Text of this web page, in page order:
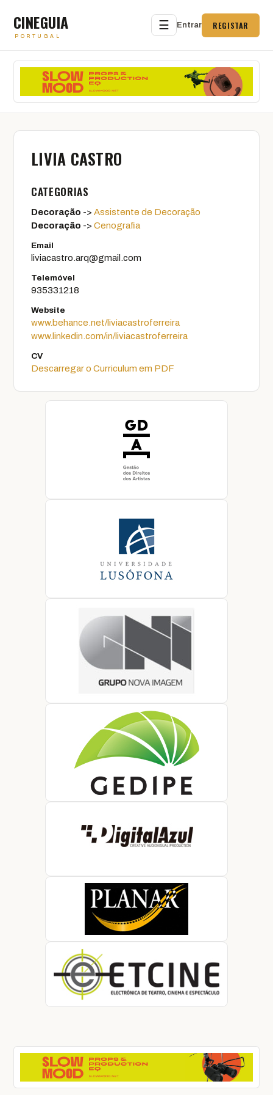
CINEGUIA
PORTUGAL
☰ Entrar REGISTAR
LIVIA CASTRO
CATEGORIAS
Decoração -> Assistente de Decoração
Decoração -> Cenografia
Email
liviacastro.arq@gmail.com
Telemóvel
935331218
Website
www.behance.net/liviacastroferreira
www.linkedin.com/in/liviacastroferreira
CV
Descarregar o Curriculum em PDF